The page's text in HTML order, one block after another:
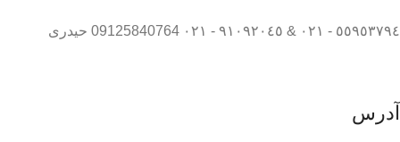
٥٥٩٥٣٧٩٤ - ٠٢١ & ٩١٠٩٢٠٤٥ - ٠٢١ 09125840764 حیدری
آدرس